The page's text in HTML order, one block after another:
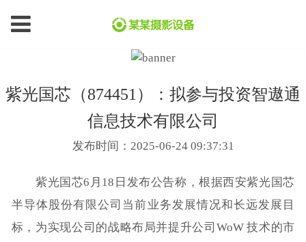
紫光国芯（874451）：拟参与投资智遨通
信息技术有限公司
发布时间：2025-06-24 09:37:31
紫光国芯6月18日发布公告称，根据西安紫光国芯
半导体股份有限公司当前业务发展情况和长远发展目
标，为实现公司的战略布局并提升公司WoW 技术的市